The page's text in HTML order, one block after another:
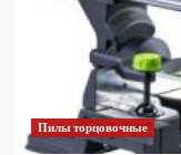
Пилы торцовочные